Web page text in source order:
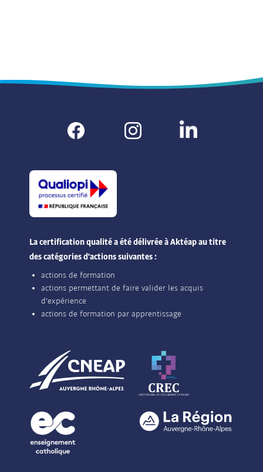
La certification qualité a été délivrée à Aktéap au titre
des catégories d'actions suivantes :
actions de formation
actions permettant de faire valider les acquis
d'expérience
actions de formation par apprentissage